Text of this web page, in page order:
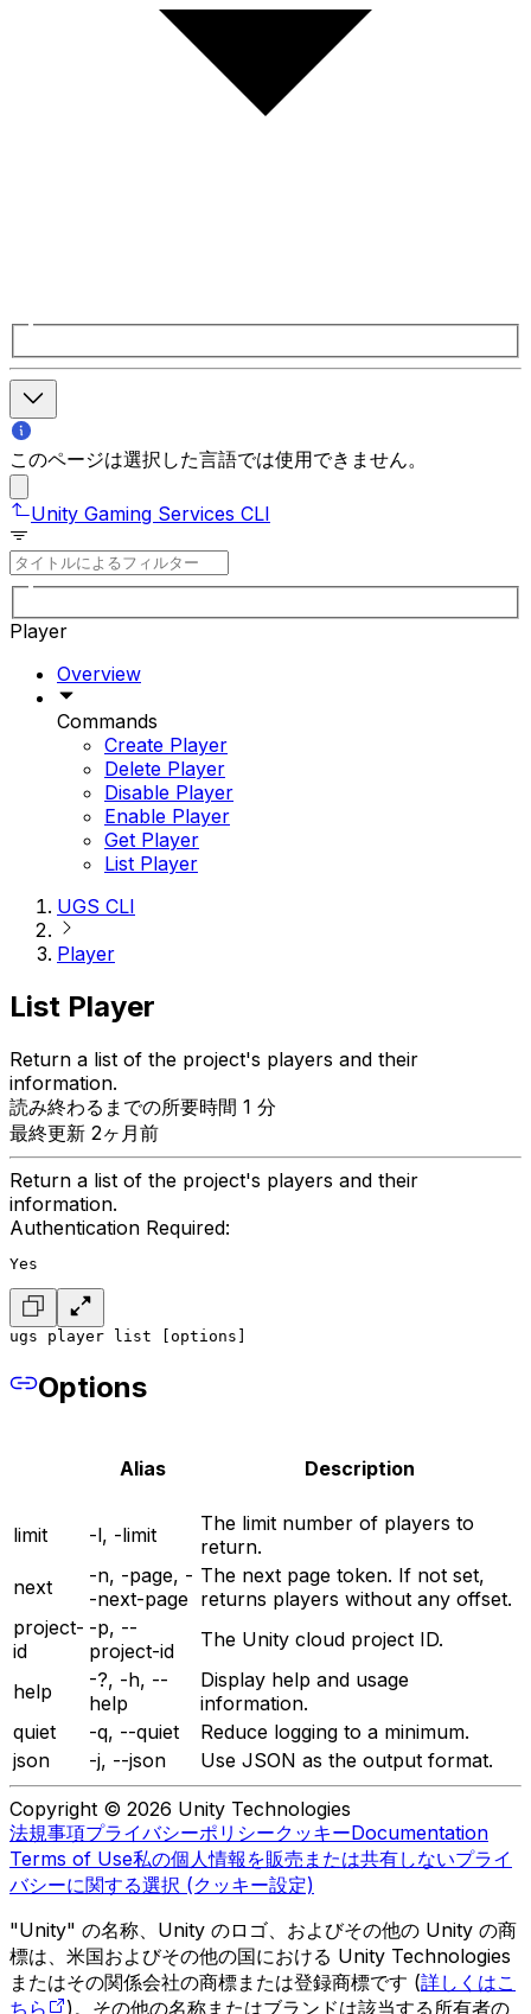
このページは選択した言語では使用できません。
Unity Gaming Services CLI
Player
Overview
Commands
Create Player
Delete Player
Disable Player
Enable Player
Get Player
List Player
UGS CLI
Player
List Player
Return a list of the project's players and their
information.
読み終わるまでの所要時間 1 分
最終更新 2ヶ月前
Return a list of the project's players and their
information.
Authentication Required:
Yes
ugs player list [options]
Options
Alias Description
limit -l, -limit
The limit number of players to
return.
next
-n, -page, -
-next-page
The next page token. If not set,
returns players without any offset.
project-
id
-p, --
project-id
The Unity cloud project ID.
help
-?, -h, --
help
Display help and usage
information.
quiet
-q, --quiet
Reduce logging to a minimum.
json
-j, --json Use JSON as the output format.
Copyright © 2026 Unity Technologies
法規事項プライバシーポリシークッキーDocumentation
Terms of Use私の個人情報を販売または共有しないプライ
バシーに関する選択 (クッキー設定)
"Unity" の名称、Unity のロゴ、およびその他の Unity の商
標は、米国およびその他の国における Unity Technologies
またはその関係会社の商標または登録商標です (詳しくはこ
ちら
)。その他の名称またはブランドは該当する所有者の